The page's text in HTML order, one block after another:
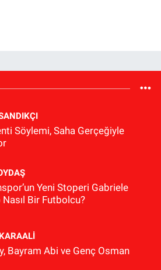
Söylemi, Saha Gerçeğiyle
Yeni Stoperi Gabriele
Nasıl Bir Futbolcu?
Bayram Abi ve Genç Osman